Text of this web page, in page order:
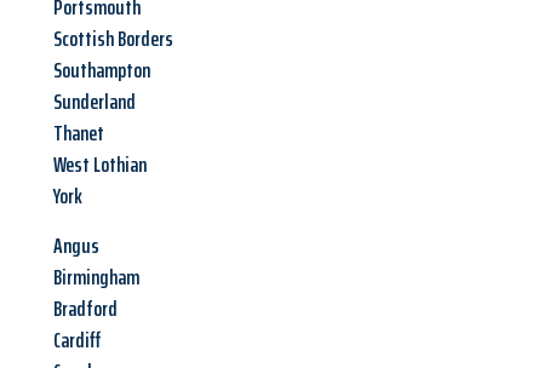
Portsmouth
Scottish Borders
Southampton
Sunderland
Thanet
West Lothian
York
Angus
Birmingham
Bradford
Cardiff